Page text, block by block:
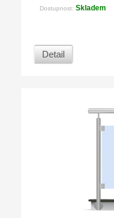
Dostupnost: Skladem
Detail